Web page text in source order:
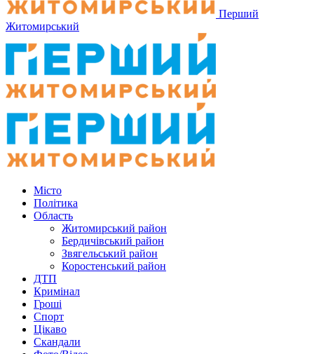
Перший
Житомирський
Місто
Політика
Область
Житомирський район
Бердичівський район
Звягельський район
Коростенський район
ДТП
Кримінал
Гроші
Спорт
Цікаво
Скандали